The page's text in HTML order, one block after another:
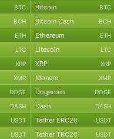
BTC Bitcoin BTC
BCH Bitcoin Cash BCH
ETH Ethereum ETH
LTC Litecoin LTC
XRP XRP XRP
XMR Monero XMR
DOGE Dogecoin DOGE
DASH Dash DASH
USDT Tether ERC20 USDT
USDT Tether TRC20 USDT